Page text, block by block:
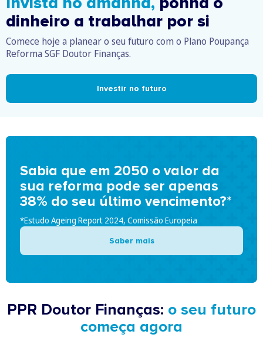
dinheiro a trabalhar por si
Comece hoje a planear o seu futuro com o Plano Poupança
Reforma SGF Doutor Finanças.
Investir no futuro
Sabia que em 2050 o valor da
sua reforma pode ser apenas
38% do seu último vencimento?*
*Estudo Ageing Report 2024, Comissão Europeia
Saber mais
PPR Doutor Finanças: o seu futuro
começa agora